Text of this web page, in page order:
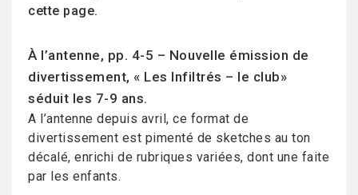
cette page.
À l’antenne, pp. 4-5 – Nouvelle émission de
divertissement, « Les Infiltrés – le club»
séduit les 7-9 ans.
A l’antenne depuis avril, ce format de
divertissement est pimenté de sketches au ton
décalé, enrichi de rubriques variées, dont une faite
par les enfants.